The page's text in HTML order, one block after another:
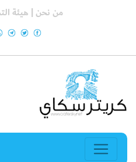
من نحن | هيئة